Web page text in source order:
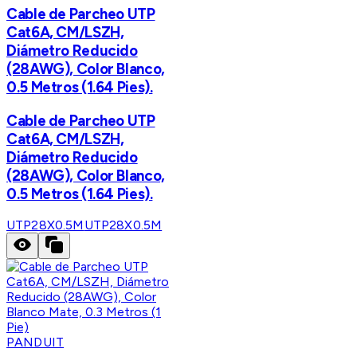
Cable de Parcheo UTP
Cat6A, CM/LSZH,
Diámetro Reducido
(28AWG), Color Blanco,
0.5 Metros (1.64 Pies).
Cable de Parcheo UTP
Cat6A, CM/LSZH,
Diámetro Reducido
(28AWG), Color Blanco,
0.5 Metros (1.64 Pies).
UTP28X0.5M UTP28X0.5M
PANDUIT